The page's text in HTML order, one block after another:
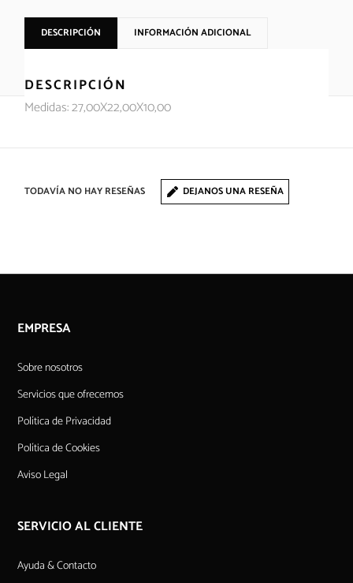
DESCRIPCIÓN INFORMACIÓN ADICIONAL
DESCRIPCIÓN
Medidas: 27,00X22,00X10,00
TODAVÍA NO HAY RESEÑAS DEJANOS UNA RESEÑA
EMPRESA
Sobre nosotros
Servicios que ofrecemos
Política de Privacidad
Política de Cookies
Aviso Legal
SERVICIO AL CLIENTE
Ayuda & Contacto